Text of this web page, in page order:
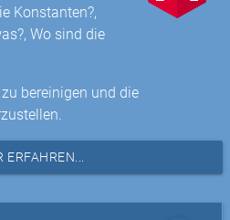
Konstanten?,
Wo sind die
bereinigen und die
ERFAHREN...